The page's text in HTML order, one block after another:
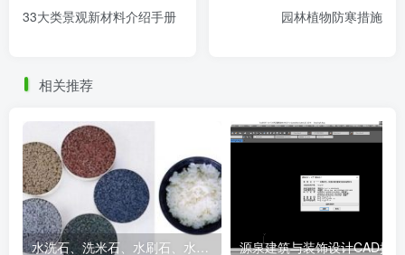
土建施工标准——入口空间.png
33大类景观新材料介绍手册
园林植物防寒措施
相关推荐